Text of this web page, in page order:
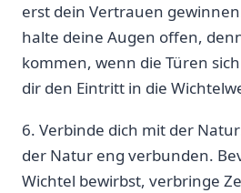
erst dein Vertrauen
halte deine Augen offen,
kommen, wenn die Türen
dir den Eintritt in die
6. Verbinde dich mit der
der Natur eng verbunden.
Wichtel bewirbst, verbringe